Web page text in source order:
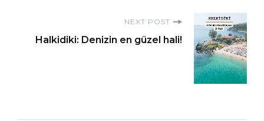
NEXT POST
Halkidiki: Denizin en güzel hali!